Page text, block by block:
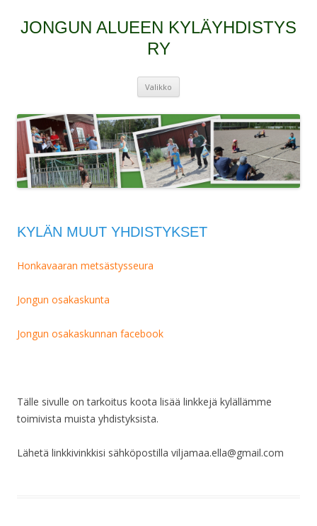
JONGUN ALUEEN KYLÄYHDISTYS
RY
Valikko
KYLÄN MUUT YHDISTYKSET
Honkavaaran metsästysseura
Jongun osakaskunta
Jongun osakaskunnan facebook
Tälle sivulle on tarkoitus koota lisää linkkejä kylällämme
toimivista muista yhdistyksista.
Lähetä linkkivinkkisi sähköpostilla viljamaa.ella@gmail.com